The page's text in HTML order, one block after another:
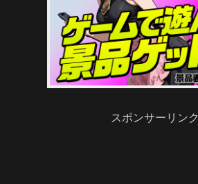
スポンサーリンク